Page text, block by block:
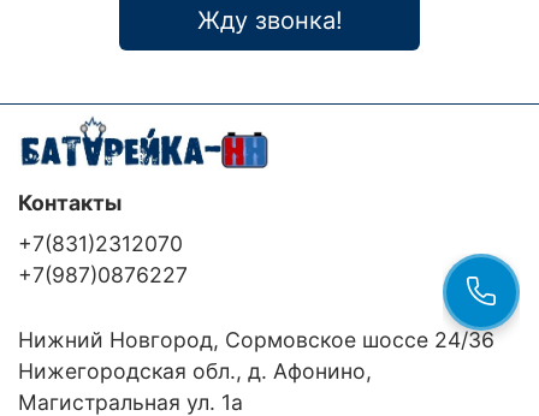
Жду звонка!
Контакты
+7(831)2312070
+7(987)0876227
Нижний Новгород, Сормовское шоссе 24/36
Нижегородская обл., д. Афонино,
Магистральная ул. 1а